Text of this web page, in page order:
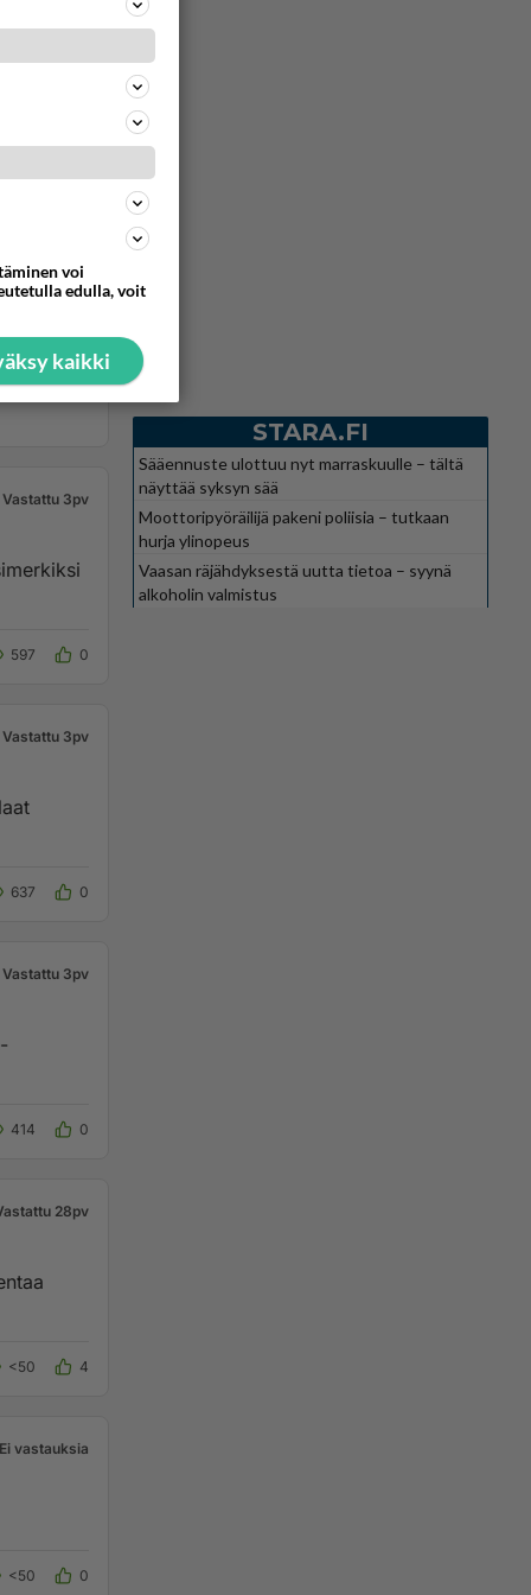
Vastattu 3pv
597 0
Vastattu 3pv
637 0
Vastattu 3pv
414 0
28pv
<50 4
Ei vastauksia
<50 0
STARA.FI
Sääennuste ulottuu nyt marraskuulle – tältä
näyttää syksyn sää
Moottoripyöräilijä pakeni poliisia – tutkaan
hurja ylinopeus
Vaasan räjähdyksestä uutta tietoa – syynä
alkoholin valmistus
voi
edulla, voit
kaikki